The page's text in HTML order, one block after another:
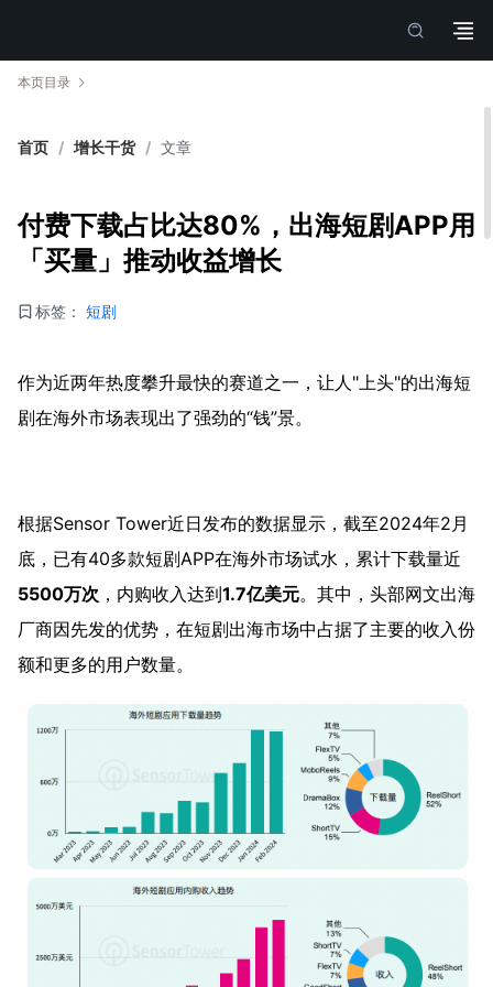
本页目录
首页 / 增长干货 / 文章
付费下载占比达80%，出海短剧APP用
「买量」推动收益增长
标签： 短剧
作为近两年热度攀升最快的赛道之一，让人"上头"的出海短
剧在海外市场表现出了强劲的“钱”景。
根据Sensor Tower近日发布的数据显示，截至2024年2月
底，已有40多款短剧APP在海外市场试水，累计下载量近
5500万次 ，内购收入达到1.7亿美元。其中，头部网文出海
厂商因先发的优势，在短剧出海市场中占据了主要的收入份
额和更多的用户数量。